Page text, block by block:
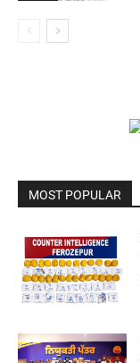
MOST POPULAR